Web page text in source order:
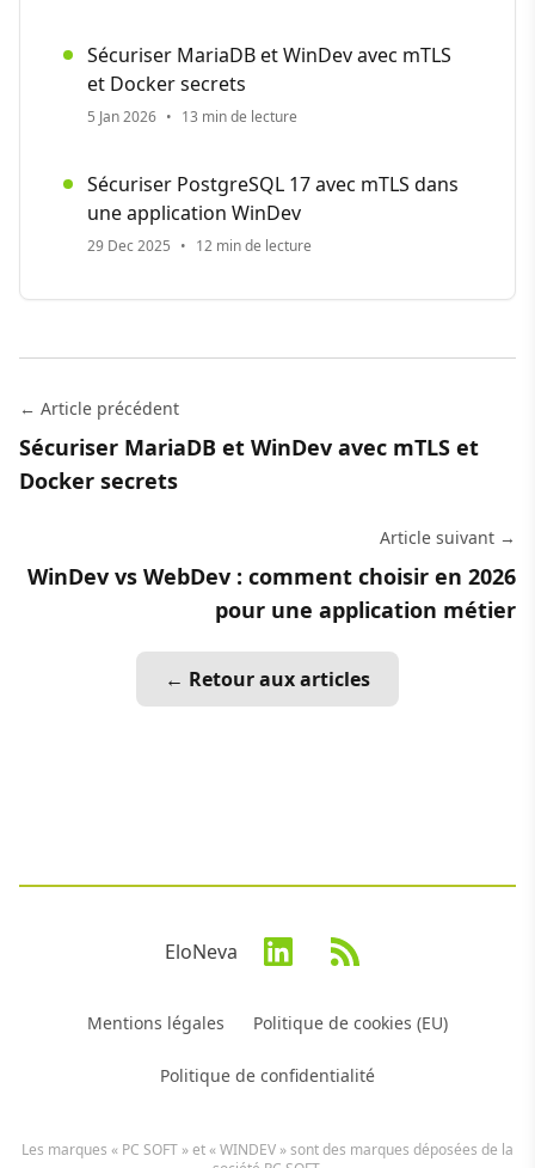
Sécuriser MariaDB et WinDev avec mTLS
et Docker secrets
5 Jan 2026 • 13 min de lecture
Sécuriser PostgreSQL 17 avec mTLS dans
une application WinDev
29 Dec 2025 • 12 min de lecture
← Article précédent
Sécuriser MariaDB et WinDev avec mTLS et
Docker secrets
Article suivant →
WinDev vs WebDev : comment choisir en 2026
pour une application métier
← Retour aux articles
EloNeva
Mentions légales Politique de cookies (EU)
Politique de confidentialité
Les marques « PC SOFT » et « WINDEV » sont des marques déposées de la